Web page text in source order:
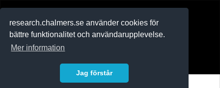
research.chalmers.se använder cookies för
bättre funktionalitet och användarupplevelse.
Mer information
Jag förstår